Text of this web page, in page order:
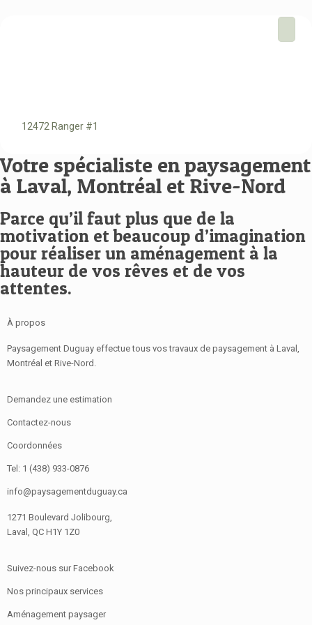
12472 Ranger #1
Votre spécialiste en paysagement
à Laval, Montréal et Rive-Nord
Parce qu’il faut plus que de la
motivation et beaucoup d’imagination
pour réaliser un aménagement à la
hauteur de vos rêves et de vos
attentes.
À propos
Paysagement Duguay effectue tous vos travaux de paysagement à Laval,
Montréal et Rive-Nord.
Demandez une estimation
Contactez-nous
Coordonnées
Tel: 1 (438) 933-0876
info@paysagementduguay.ca
1271 Boulevard Jolibourg,
Laval, QC H1Y 1Z0
Suivez-nous sur Facebook
Nos principaux services
Aménagement paysager